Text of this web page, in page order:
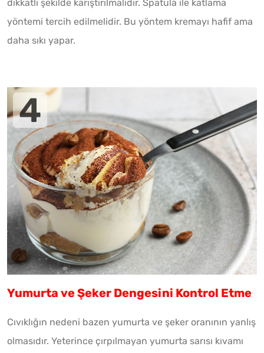
dikkatli şekilde karıştırılmalıdır. Spatula ile katlama
yöntemi tercih edilmelidir. Bu yöntem kremayı hafif ama
daha sıkı yapar.
Yumurta ve Şeker Dengesini Kontrol Etme
Cıvıklığın nedeni bazen yumurta ve şeker oranının yanlış
olmasıdır. Yeterince çırpılmayan yumurta sarısı kıvamı